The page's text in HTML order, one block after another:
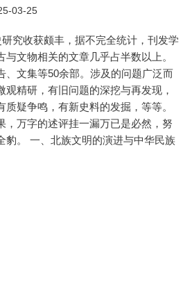
03-25
究收获颇丰，据不完全统计，刊发学
文物相关的文章几乎占半数以上。
、文集等50余部。涉及的问题广泛而
观精研，有旧问题的深挖与再发现，
疑争鸣，有新史料的发掘，等等。
，万字的述评挂一漏万已是必然，努
豹。 一、北族文明的演进与中华民族